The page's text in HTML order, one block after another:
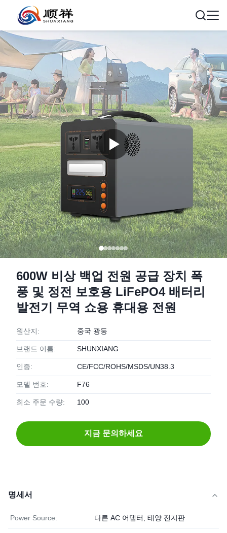
600W 비상 백업 전원 공급 장치 폭
풍 및 정전 보호용 LiFePO4 배터리
발전기 무역 쇼용 휴대용 전원
원산지: 중국 광둥
브랜드 이름: SHUNXIANG
인증: CE/FCC/ROHS/MSDS/UN38.3
모델 번호: F76
최소 주문 수량: 100
지금 문의하세요
명세서
Power Source: 다른 AC 어댑터, 태양 전지판